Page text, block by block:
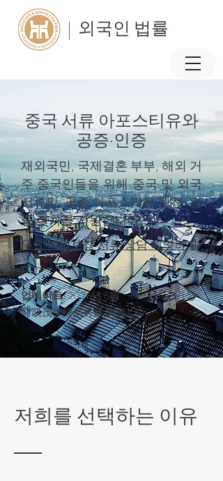
| 외국인 법률
중국 서류 아포스티유와
공증·인증
재외국민, 국제결혼 부부, 해외 거
주 중국인들을 위해 중국 및 외국
서류의 공증·아포스티유·완전 인
증 절차를 지원합니다.
무료·비밀보장 서류 상담 예약하기
→
업데이트:2026년 6월 Flora Huang (상
해凯茂律师事务所 파트너)
저희를 선택하는 이유